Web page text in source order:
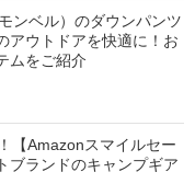
ンベル）のダウンパンツ
アウトドアを快適に！お
ムをご紹介
【Amazonスマイルセー
ブランドのキャンプギア